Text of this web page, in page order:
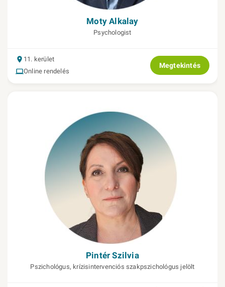
Moty Alkalay
Psychologist
11. kerület
Online rendelés
Megtekintés
Pintér Szilvia
Pszichológus, krízisintervenciós szakpszichológus jelölt